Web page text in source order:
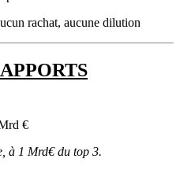
rachat, aucune dilution
€
à 1 Mrd€ du top 3.